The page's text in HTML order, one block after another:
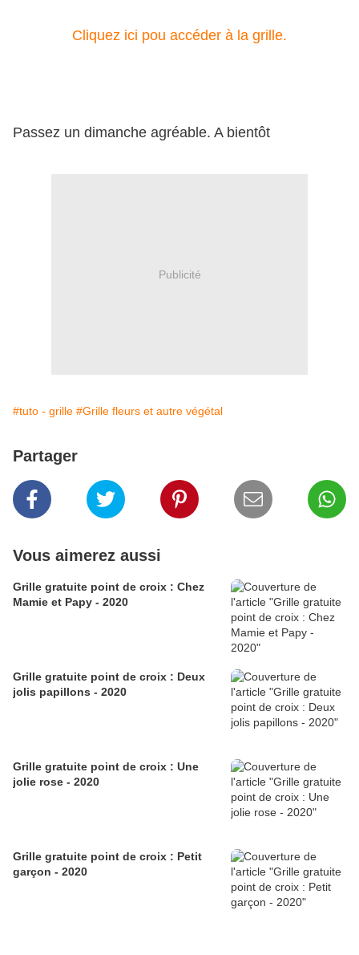
Cliquez ici pou accéder à la grille.
Passez un dimanche agréable. A bientôt
Publicité
#tuto - grille #Grille fleurs et autre végétal
Partager
Vous aimerez aussi
Grille gratuite point de croix : Chez
Mamie et Papy - 2020
Grille gratuite point de croix : Deux
jolis papillons - 2020
Grille gratuite point de croix : Une
jolie rose - 2020
Grille gratuite point de croix : Petit
garçon - 2020